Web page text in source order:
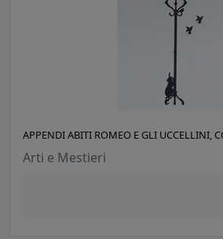
APPENDI ABITI ROMEO E GLI UCCELLINI,
Arti e Mestieri